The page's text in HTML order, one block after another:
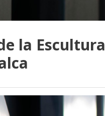
la Escultura